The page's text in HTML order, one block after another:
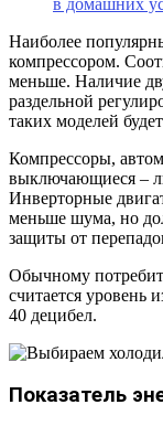
Наиболее
компрессором.
меньше. Наличие
раздельной
таких моделей
Компрессоры,
выключающиеся –
Инверторные
меньше шума, но
защиты от
Обычному
считается уровень
40 децибел.
Показатель